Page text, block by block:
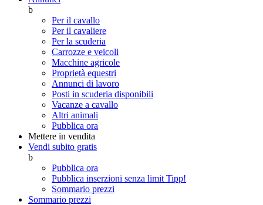
b
Per il cavallo
Per il cavaliere
Per la scuderia
Carrozze e veicoli
Macchine agricole
Proprietà equestri
Annunci di lavoro
Posti in scuderia disponibili
Vacanze a cavallo
Altri animali
Pubblica ora
Mettere in vendita
Vendi subito gratis
b
Pubblica ora
Pubblica inserzioni senza limit Tipp!
Sommario prezzi
Sommario prezzi